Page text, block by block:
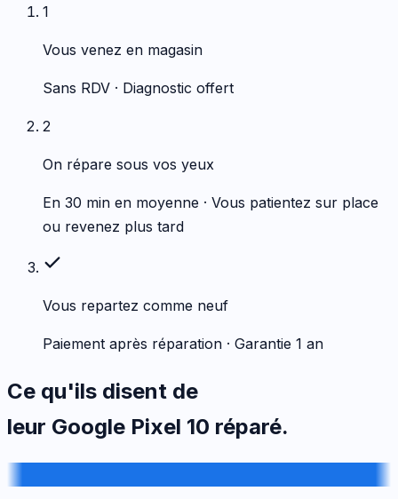
1
Vous venez en magasin
Sans RDV · Diagnostic offert
2
On répare sous vos yeux
En 30 min en moyenne · Vous patientez sur place
ou revenez plus tard
Vous repartez comme neuf
Paiement après réparation · Garantie 1 an
Ce qu'ils disent de
leur Google Pixel 10 réparé.